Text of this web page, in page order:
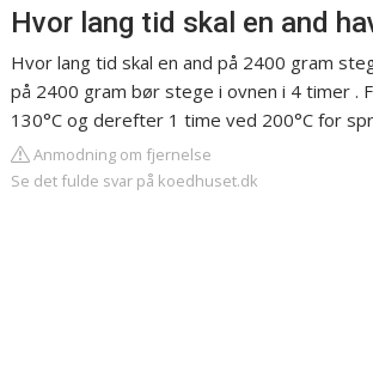
Hvor lang tid skal en and
Hvor lang tid skal en and på 2400 gram
på 2400 gram bør stege i ovnen i 4 timer .
130°C og derefter 1 time ved 200°C for
Anmodning om fjernelse
Se det fulde svar på koedhuset.dk